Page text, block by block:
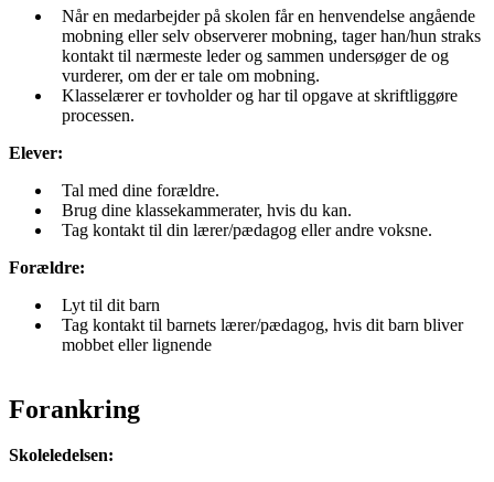
Når en medarbejder på skolen får en henvendelse angående
mobning eller selv observerer mobning, tager han/hun straks
kontakt til nærmeste leder og sammen undersøger de og
vurderer, om der er tale om mobning.
Klasselærer er tovholder og har til opgave at skriftliggøre
processen.
Elever:
Tal med dine forældre.
Brug dine klassekammerater, hvis du kan.
Tag kontakt til din lærer/pædagog eller andre voksne.
Forældre:
Lyt til dit barn
Tag kontakt til barnets lærer/pædagog, hvis dit barn bliver
mobbet eller lignende
Forankring
Skoleledelsen: